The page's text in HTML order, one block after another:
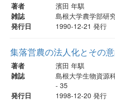
著者
濱田 年騏
雑誌
島根大学農学部研
発行日
1990-12-21 発行
集落営農の法人化とその
著者
濱田 年騏
雑誌
島根大学生物資源
- 35
発行日
1998-12-20 発行